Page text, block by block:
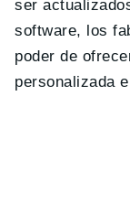
ser
software, los
poder de
personalizada